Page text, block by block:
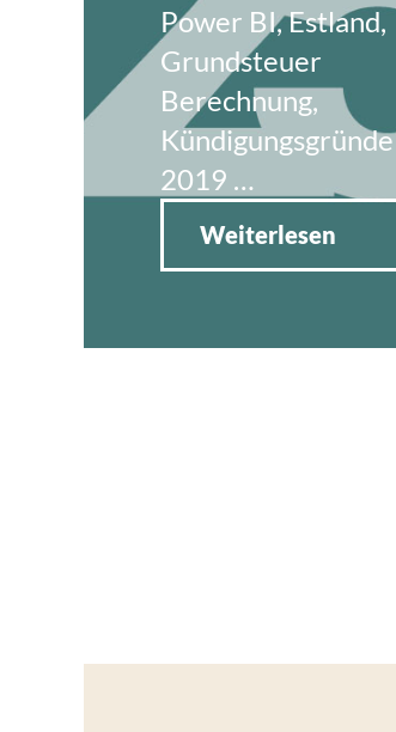
Power BI, Estland,
Grundsteuer
Berechnung,
Kündigungsgründe
2019 …
Weiterlesen